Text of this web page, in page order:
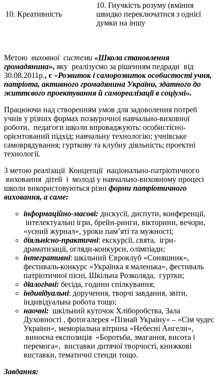
10. Креативність
10. Гнучкість розуму (вміння
швидко переключатися з однієї
думки на іншу
Метою виховної системи «Школа становлення
громадянина», яку реалізуємо за рішенням педради від
30.08.2011р., є «Розвиток і саморозвиток особистості учня,
патріота, активного громадянина України, здатного до
життєвого проектування й самореалізації в соціумі».
Працюючи над створенням умов для задоволення потреб
учнів у різних формах позаурочної навчально-виховної
роботи, педагоги школи впроваджують: особистісно-
орієнтований підхід; навчальну технологію; учнівське
самоврядування; гурткову та клубну діяльність; проектні
технології.
З метою реалізації Концепції національно-патріотичного
виховання дітей і молоді у навчально-виховному процесі
школи використовуються різні форми патріотичного
виховання, а саме:
інформаційно-масові: дискусії, диспути, конференції,
інтелектуальні ігри, брейн-ринги, вікторини, вечори,
«усний журнал», уроки пам’яті та мужності;
діяльнісно-практичні: екскурсії, свята, ігри-
драматизації, огляди-конкурси, олімпіади;
інтегративні: шкільний Євроклуб «Соняшник»,
фестиваль-конкурс «Українка я маленька», фестиваль
патріотичної пісні, Шкільна Розколяда, гуртки;
діалогічні: бесіда, години спілкування;
індивідуальні: доручення, творчі завдання, звіти,
індивідуальна робота тощо;
наочні: шкільний куточок Хліборобства, Зала
Духовності , фотогалерея «Пізнай Україну» – «Сім чудес
України», меморіальна вітрина «Небесні Ангели»,
виносна експозиція «Боротьба, змагання, висота і
перемога», виставки дитячої творчості, книжкові
виставки, тематичні стенди тощо.
Завдання: